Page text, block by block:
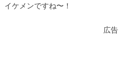
イケメンですね〜！
広告